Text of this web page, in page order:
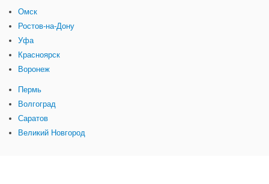
Омск
Ростов-на-Дону
Уфа
Красноярск
Воронеж
Пермь
Волгоград
Саратов
Великий Новгород